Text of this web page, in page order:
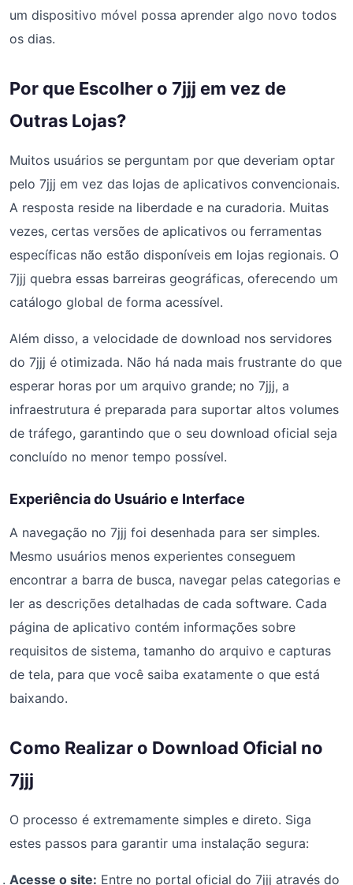
um dispositivo móvel possa aprender algo novo todos
os dias.
Por que Escolher o 7jjj em vez de
Outras Lojas?
Muitos usuários se perguntam por que deveriam optar
pelo 7jjj em vez das lojas de aplicativos convencionais.
A resposta reside na liberdade e na curadoria. Muitas
vezes, certas versões de aplicativos ou ferramentas
específicas não estão disponíveis em lojas regionais. O
7jjj quebra essas barreiras geográficas, oferecendo um
catálogo global de forma acessível.
Além disso, a velocidade de download nos servidores
do 7jjj é otimizada. Não há nada mais frustrante do que
esperar horas por um arquivo grande; no 7jjj, a
infraestrutura é preparada para suportar altos volumes
de tráfego, garantindo que o seu download oficial seja
concluído no menor tempo possível.
Experiência do Usuário e Interface
A navegação no 7jjj foi desenhada para ser simples.
Mesmo usuários menos experientes conseguem
encontrar a barra de busca, navegar pelas categorias e
ler as descrições detalhadas de cada software. Cada
página de aplicativo contém informações sobre
requisitos de sistema, tamanho do arquivo e capturas
de tela, para que você saiba exatamente o que está
baixando.
Como Realizar o Download Oficial no
7jjj
O processo é extremamente simples e direto. Siga
estes passos para garantir uma instalação segura:
Acesse o site: Entre no portal oficial do 7jjj através do